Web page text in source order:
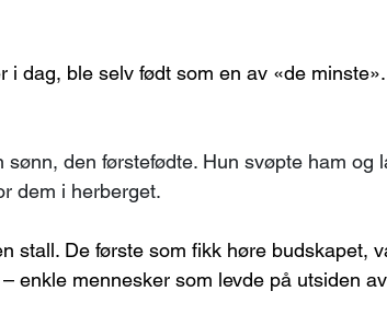
i dag, ble selv født som en av «de minste».
sønn, den førstefødte. Hun svøpte ham og
dem i herberget.
stall. De første som fikk høre budskapet,
enkle mennesker som levde på utsiden